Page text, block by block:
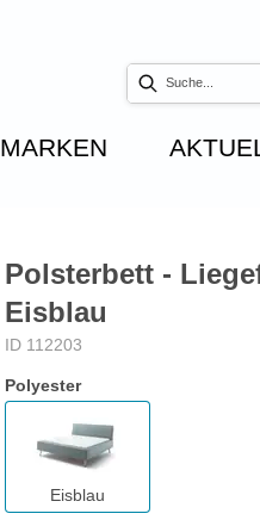
MARKEN
Polsterbett -
Eisblau
ID 112203
Polyester
Eisblau